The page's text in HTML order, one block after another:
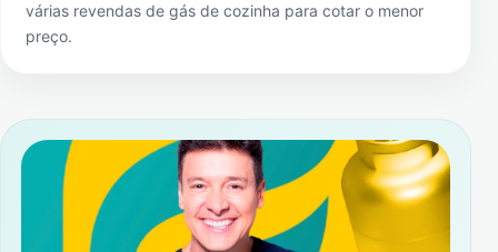
várias revendas de gás de cozinha para cotar o menor
preço.